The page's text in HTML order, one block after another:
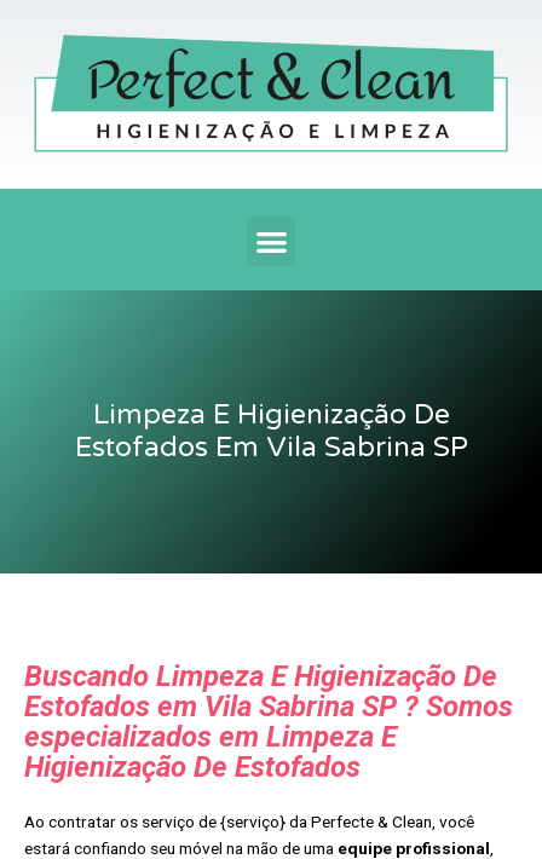
conteúdo
Menu
Limpeza E Higienização De
Estofados Em Vila Sabrina SP
Buscando Limpeza E Higienização De
Estofados em Vila Sabrina SP ? Somos
especializados em Limpeza E
Higienização De Estofados
Ao contratar os serviço de {serviço} da Perfecte & Clean, você
estará confiando seu móvel na mão de uma equipe profissional